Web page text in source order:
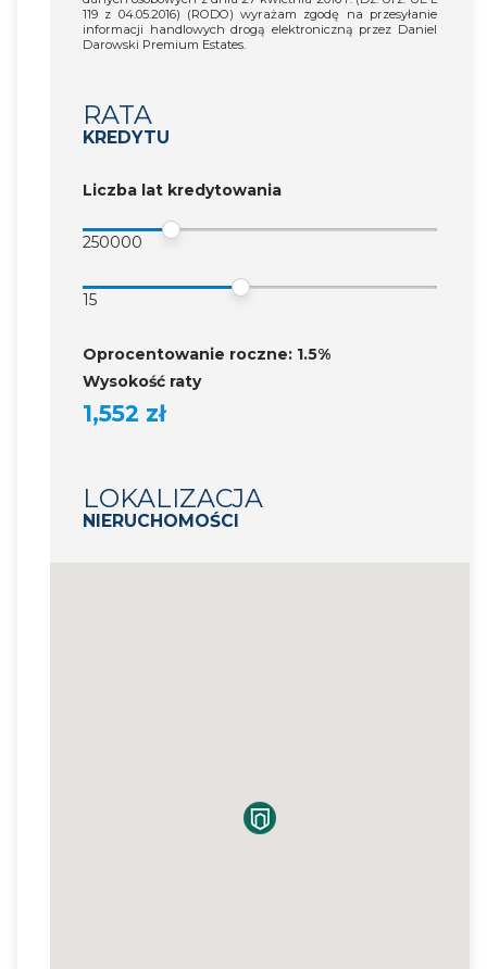
119 z 04.05.2016) (RODO) wyrażam zgodę na przesyłanie
informacji handlowych drogą elektroniczną przez Daniel
Darowski Premium Estates.
RATA
KREDYTU
Liczba lat kredytowania
250000
15
Oprocentowanie roczne: 1.5%
Wysokość raty
1,552 zł
LOKALIZACJA
NIERUCHOMOŚCI